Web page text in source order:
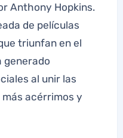
Anthony Hopkins.
de películas
triunfan en el
generado
al unir las
acérrimos y